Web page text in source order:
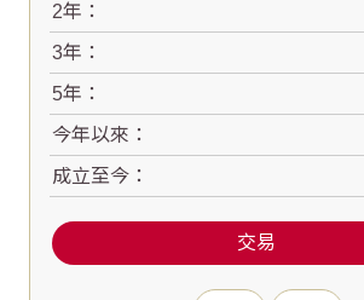
2年：
3年：
5年：
今年以來：
成立至今：
交易